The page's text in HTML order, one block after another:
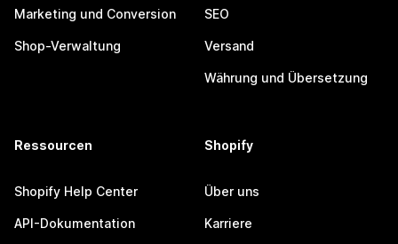
Marketing und Conversion
Shop-Verwaltung
SEO
Versand
Währung und Übersetzung
Ressourcen
Shopify Help Center
API-Dokumentation
Shopify
Über uns
Karriere